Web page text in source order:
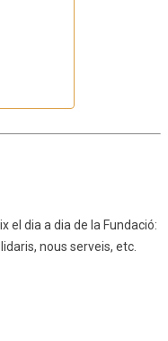
el dia a dia de la Fundació:
nous serveis, etc.